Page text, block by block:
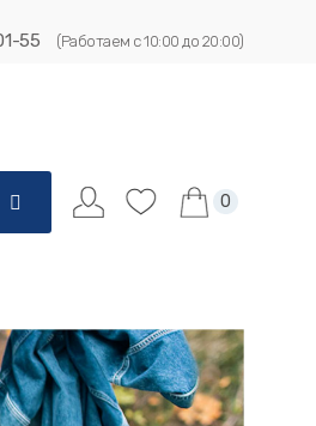
55 (Работаем с 10:00 до 20:00)
0